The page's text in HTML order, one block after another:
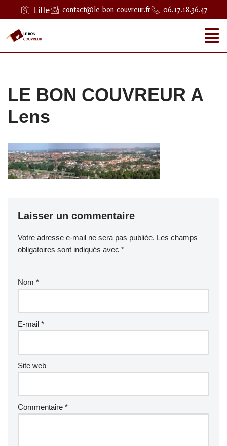
Aller
au
contenu
Lille contact@le-bon-couvreur.fr 06.17.18.36.47
LE BON COUVREUR A
Lens
Laisser un commentaire
Votre adresse e-mail ne sera pas publiée. Les champs
obligatoires sont indiqués avec *
Nom *
E-mail *
Site web
Commentaire *